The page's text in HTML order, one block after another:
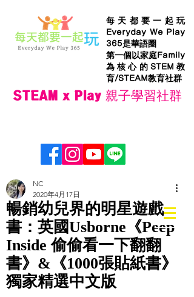
每天都要一起玩
Everyday We Play
365是華語圈
第一個以家庭Family
為核心的STEM教
育/STEAM教育社群
STEAM x Play 親子學習社群
暢銷幼兒界的明星遊戲
書：英國Usborne《Peep
Inside 偷偷看一下翻翻
書》&《1000張貼紙書》
獨家精選中文版
NC
2020年4月17日